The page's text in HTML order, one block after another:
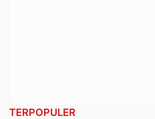
TERPOPULER